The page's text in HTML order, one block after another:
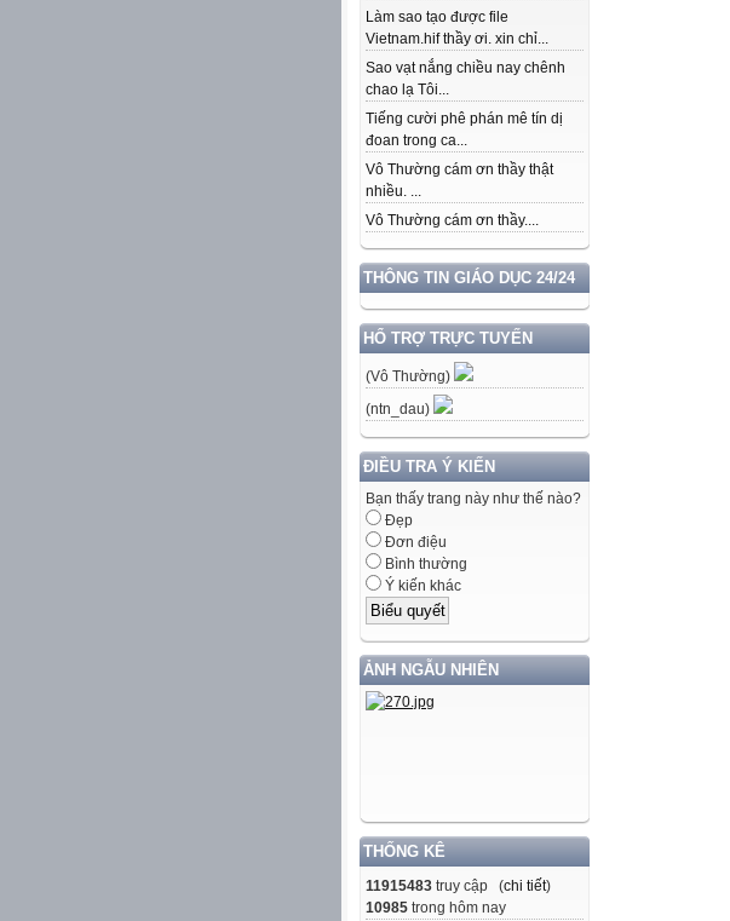
Làm sao tạo được file
Vietnam.hif thầy ơi. xin chỉ...
Sao vạt nắng chiều nay chênh
chao lạ Tôi...
Tiếng cười phê phán mê tín dị
đoan trong ca...
Vô Thường cám ơn thầy thật
nhiều. ...
Vô Thường cám ơn thầy....
THÔNG TIN GIÁO DỤC 24/24
HỔ TRỢ TRỰC TUYẾN
(Vô Thường)
(ntn_dau)
ĐIỀU TRA Ý KIẾN
Bạn thấy trang này như thế nào?
Đẹp
Đơn điệu
Bình thường
Ý kiến khác
ẢNH NGẪU NHIÊN
THỐNG KÊ
11915483 truy cập (chi tiết)
10985 trong hôm nay